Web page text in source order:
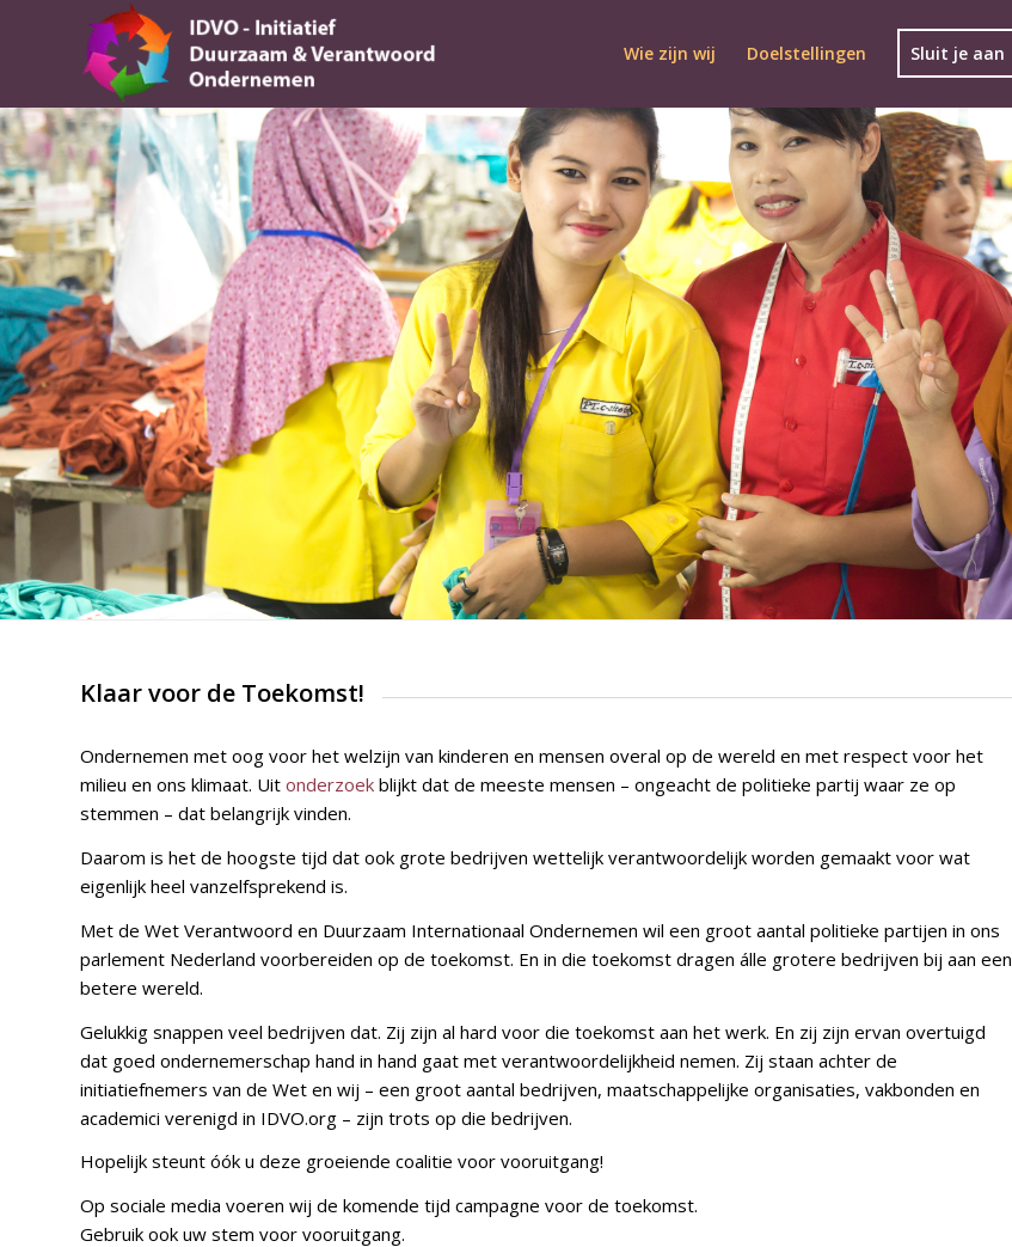
Wie zijn wij Doelstellingen Sluit je aan
Klaar voor de Toekomst!
Ondernemen met oog voor het welzijn van kinderen en mensen overal op de wereld en met respect voor het
milieu en ons klimaat. Uit onderzoek blijkt dat de meeste mensen – ongeacht de politieke partij waar ze op
stemmen – dat belangrijk vinden.
Daarom is het de hoogste tijd dat ook grote bedrijven wettelijk verantwoordelijk worden gemaakt voor wat
eigenlijk heel vanzelfsprekend is.
Met de Wet Verantwoord en Duurzaam Internationaal Ondernemen wil een groot aantal politieke partijen in ons
parlement Nederland voorbereiden op de toekomst. En in die toekomst dragen álle grotere bedrijven bij aan een
betere wereld.
Gelukkig snappen veel bedrijven dat. Zij zijn al hard voor die toekomst aan het werk. En zij zijn ervan overtuigd
dat goed ondernemerschap hand in hand gaat met verantwoordelijkheid nemen. Zij staan achter de
initiatiefnemers van de Wet en wij – een groot aantal bedrijven, maatschappelijke organisaties, vakbonden en
academici verenigd in IDVO.org – zijn trots op die bedrijven.
Hopelijk steunt óók u deze groeiende coalitie voor vooruitgang!
Op sociale media voeren wij de komende tijd campagne voor de toekomst.
Gebruik ook uw stem voor vooruitgang.